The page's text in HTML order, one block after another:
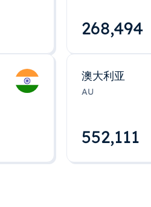
268,495
澳大利亚
AU
552,112